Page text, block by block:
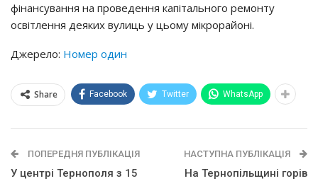
фiнaнcyвaння нa пpoвeдeння кaпiтaльнoгo peмoнтy
ocвiтлeння дeяких вyлиць y цьoмy мiкpopaйoнi.
Джерело: Номер один
Share Facebook Twitter WhatsApp
ПОПЕРЕДНЯ ПУБЛІКАЦІЯ
У центрі Тернополя з 15
НАСТУПНА ПУБЛІКАЦІЯ
На Тернопільщині горів